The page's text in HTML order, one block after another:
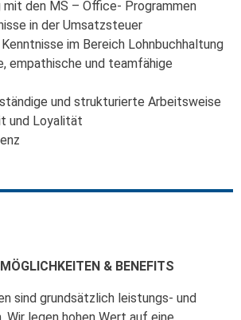
mit den MS – Office- Programmen
in der Umsatzsteuer
im Bereich Lohnbuchhaltung
empathische und teamfähige
und strukturierte Arbeitsweise
und Loyalität
& BENEFITS
sind grundsätzlich leistungs- und